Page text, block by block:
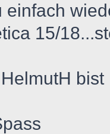
einfach
15/